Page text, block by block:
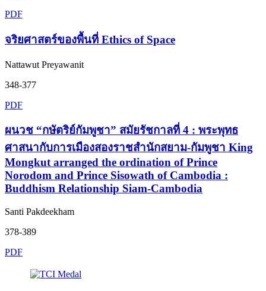
PDF
จริยศาสตร์ของพื้นที่ Ethics of Space
Nattawut Preyawanit
348-377
PDF
ผนวช “กษัตริย์กัมพูชา” สมัยรัชกาลที่ 4 : พระพุทธ
ศาสนากับการเมืองสองราชสำนักสยาม-กัมพูชา King
Mongkut arranged the ordination of Prince
Norodom and Prince Sisowath of Cambodia :
Buddhism Relationship Siam-Cambodia
Santi Pakdeekham
378-389
PDF